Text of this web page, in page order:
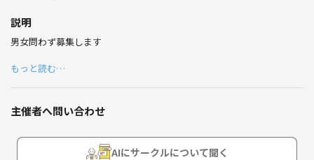
説明
男女問わず募集します
もっと読む…
主催者へ問い合わせ
AIにサークルについて聞く